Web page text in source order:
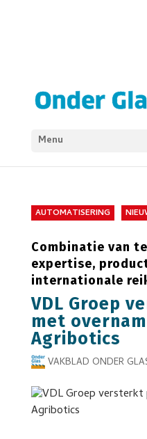
Menu
AUTOMATISERING
Combinatie van
expertise,
internationale
VDL Groep
met
Agribotics
VAKBLAD ONDER